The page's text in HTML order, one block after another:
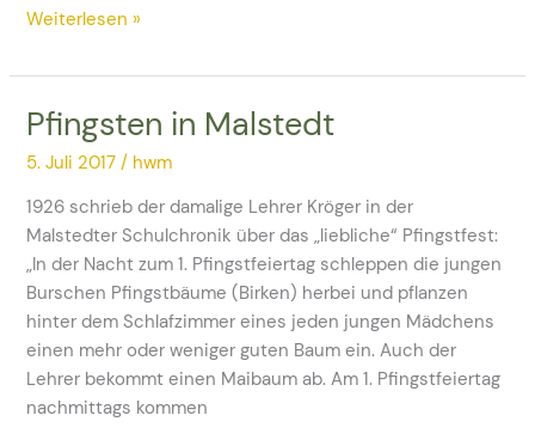
Weiterlesen »
Pfingsten in Malstedt
5. Juli 2017/ hwm
1926 schrieb der damalige Lehrer Kröger in der
Malstedter Schulchronik über das „liebliche“ Pfingstfest:
„In der Nacht zum 1. Pfingstfeiertag schleppen die jungen
Burschen Pfingstbäume (Birken) herbei und pflanzen
hinter dem Schlafzimmer eines jeden jungen Mädchens
einen mehr oder weniger guten Baum ein. Auch der
Lehrer bekommt einen Maibaum ab. Am 1. Pfingstfeiertag
nachmittags kommen
Pfingsten
Malstedt